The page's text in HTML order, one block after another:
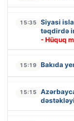
15:35
Siyasi
təqdirdə
- Hüquq
15:19 Bakıda
15:15